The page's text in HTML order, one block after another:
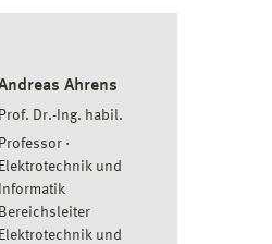
Ahrens
Prof. Dr.-Ing. habil.
Professor
Elektrotechnik und
Informatik
Bereichsleiter
Elektrotechnik und